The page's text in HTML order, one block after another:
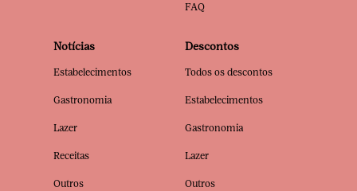
FAQ
Notícias
Estabelecimentos
Gastronomia
Lazer
Receitas
Outros
Descontos
Todos os descontos
Estabelecimentos
Gastronomia
Lazer
Outros